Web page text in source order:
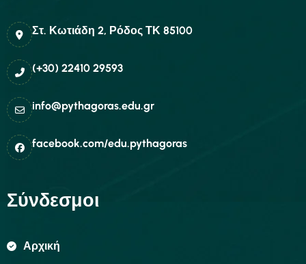
Στ. Κωτιάδη 2, Ρόδος ΤΚ 85100
(+30) 22410 29593
info@pythagoras.edu.gr
facebook.com/edu.pythagoras
Σύνδεσμοι
Αρχική